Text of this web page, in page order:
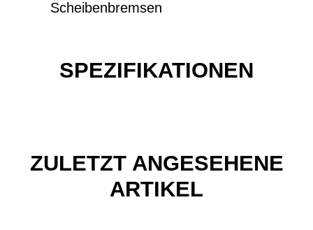
Scheibenbremsen
SPEZIFIKATIONEN
ZULETZT ANGESEHENE
ARTIKEL